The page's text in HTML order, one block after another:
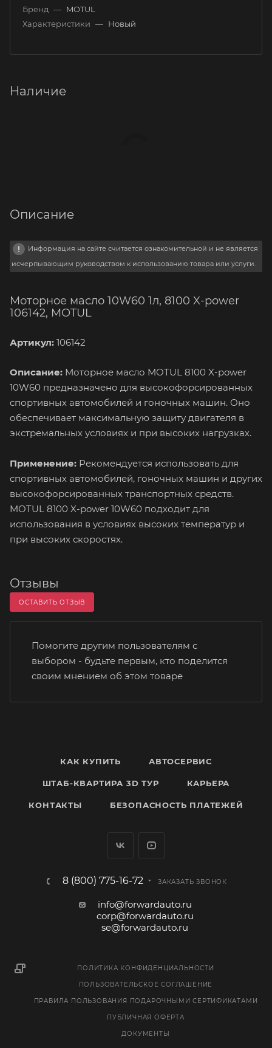
Бренд — MOTUL
Характеристики — Новый
Наличие
Описание
Информация на сайте считается ознакомительной и не является
исчерпывающим руководством к использованию товара или услуги.
Моторное масло 10W60 1л, 8100 X-power
106142, MOTUL
Артикул: 106142
Описание: Моторное масло MOTUL 8100 X-power
10W60 предназначено для высокофорсированных
спортивных автомобилей и гоночных машин. Оно
обеспечивает максимальную защиту двигателя в
экстремальных условиях и при высоких нагрузках.
Применение: Рекомендуется использовать для
спортивных автомобилей, гоночных машин и других
высокофорсированных транспортных средств.
MOTUL 8100 X-power 10W60 подходит для
использования в условиях высоких температур и
при высоких скоростях.
Отзывы
ОСТАВИТЬ ОТЗЫВ
Помогите другим пользователям с
выбором - будьте первым, кто поделится
своим мнением об этом товаре
КАК КУПИТЬ АВТОСЕРВИС
ШТАБ-КВАРТИРА 3D ТУР КАРЬЕРА
КОНТАКТЫ БЕЗОПАСНОСТЬ ПЛАТЕЖЕЙ
8 (800) 775-16-72 ЗАКАЗАТЬ ЗВОНОК
info@forwardauto.ru
corp@forwardauto.ru
se@forwardauto.ru
ПОЛИТИКА КОНФИДЕНЦИАЛЬНОСТИ
ПОЛЬЗОВАТЕЛЬСКОЕ СОГЛАШЕНИЕ
ПРАВИЛА ПОЛЬЗОВАНИЯ ПОДАРОЧНЫМИ СЕРТИФИКАТАМИ
ПУБЛИЧНАЯ ОФЕРТА
ДОКУМЕНТЫ